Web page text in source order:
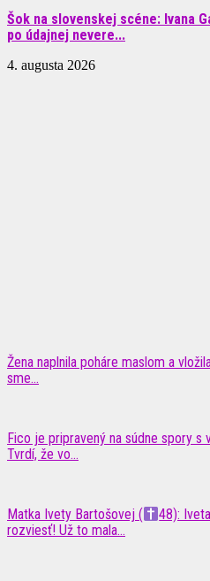
Šok na slovenskej scéne: Ivana
po údajnej nevere...
4. augusta 2026
Žena naplnila poháre maslom a
sme...
Fico je pripravený na súdne spory s
Tvrdí, že vo...
Matka Ivety Bartošovej (
48):
rozviesť! Už to mala...